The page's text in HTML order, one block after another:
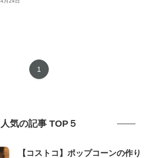
1
人気の記事 TOP５
【コストコ】ポップコーンの作り